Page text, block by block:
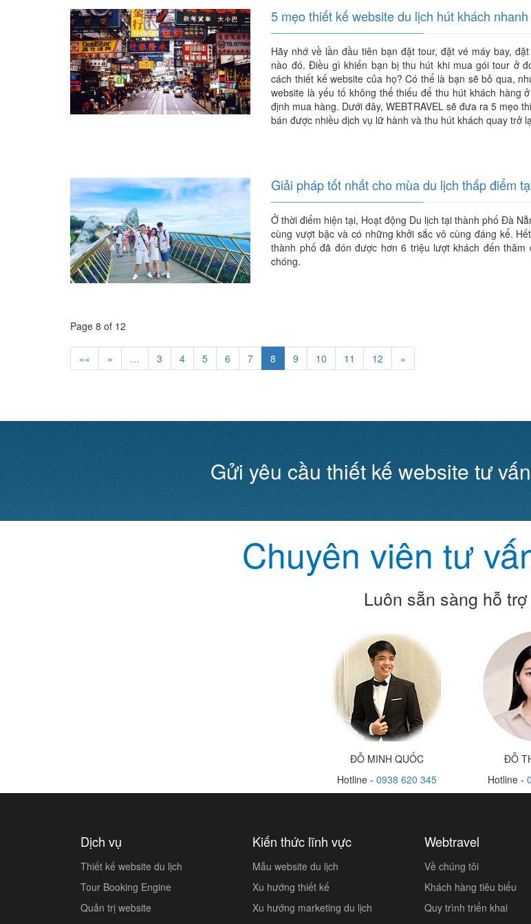
5 mẹo thiết kế website du lịch hút khách
Hãy nhớ về lần đầu tiên bạn đặt tour, đặt vé máy bay,
nào đó. Điều gì khiến bạn bị thu hút khi mua gói tour ở
cách thiết kế website của họ? Có thể là bạn sẽ bỏ qua,
website là yếu tố không thể thiếu để thu hút khách hàng
định mua hàng. Dưới đây, WEBTRAVEL sẽ đưa ra 5 mẹo
bán được nhiều dịch vụ lữ hành và thu hút khách quay trở
Giải pháp tốt nhất cho mùa du lịch thấp điểm
Ở thời điểm hiện tại, Hoạt động Du lịch tại thành phố Đà
cùng vượt bậc và có những khởi sắc vô cùng đáng kể.
thành phố đã đón được hơn 6 triệu lượt khách đến thăm
chóng.
Page 8 of 12
«« « … 3 4 5 6 7 8 9 10 11 12 »
Gửi yêu cầu thiết kế website tư
Chuyên viên tư
Luôn sẵn sàng hỗ
ĐỖ MINH QUỐC
Hotline - 0938 620 345
ĐỖ
Hotline -
Dịch vụ
Thiết kế website du lịch
Tour Booking Engine
Quản trị website
Kiến thức lĩnh vực
Mẫu website du lịch
Xu hướng thiết kế
Xu hướng marketing du lịch
Webtravel
Về chúng tôi
Khách hàng tiêu biểu
Quy trình triển khai